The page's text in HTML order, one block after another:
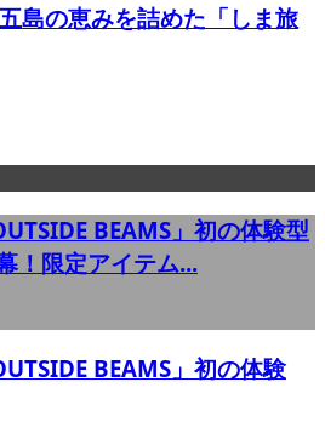
島の恵みを詰めた「しま旅
BEAMS」初の体験型
！限定アイテム...
BEAMS」初の体験